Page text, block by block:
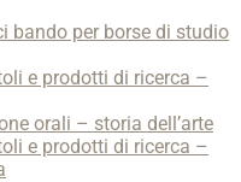
bando per borse di studio
e prodotti di ricerca –
orali – storia dell’arte
e prodotti di ricerca –